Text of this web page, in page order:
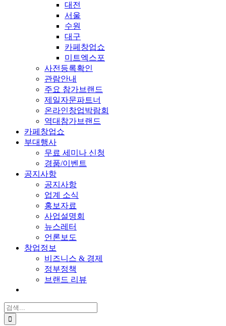
대전
서울
수원
대구
카페창업쇼
미트엑스포
사전등록확인
관람안내
주요 참가브랜드
제일자문파트너
온라인창업박람회
역대참가브랜드
카페창업쇼
부대행사
무료 세미나 신청
경품/이벤트
공지사항
공지사항
업계 소식
홍보자료
사업설명회
뉴스레터
언론보도
창업정보
비즈니스 & 경제
정부정책
브랜드 리뷰
검
색: